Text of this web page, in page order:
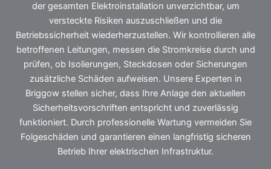
der gesamten Elektroinstallation unverzichtbar, um
versteckte Risiken auszuschließen und die
Betriebssicherheit wiederherzustellen. Wir kontrollieren alle
betroffenen Leitungen, messen die Stromkreise durch und
prüfen, ob Isolierungen, Steckdosen oder Sicherungen
zusätzliche Schäden aufweisen. Unsere Experten in
Briggow stellen sicher, dass Ihre Anlage den aktuellen
Sicherheitsvorschriften entspricht und zuverlässig
funktioniert. Durch professionelle Wartung vermeiden Sie
Folgeschäden und garantieren einen langfristig sicheren
Betrieb Ihrer elektrischen Infrastruktur.